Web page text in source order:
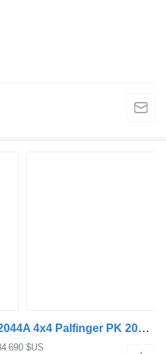
Mercedes-Benz ACTROS 2044A 4x4 Palfinger PK 20002 hds Crane
690 $US